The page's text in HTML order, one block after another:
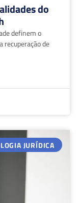
do
definem o
recuperação de
JURÍDICA